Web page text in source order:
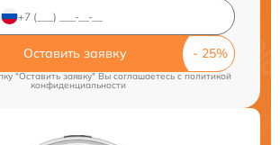
Оставить заявку
"Оставить заявку" Вы соглашаетесь cполитикой
конфиденциальности